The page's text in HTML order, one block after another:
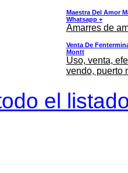
Maestra Del Amor
Whatsapp +
Amarres de
Venta De
Montt
Uso, venta,
vendo, puerto
el